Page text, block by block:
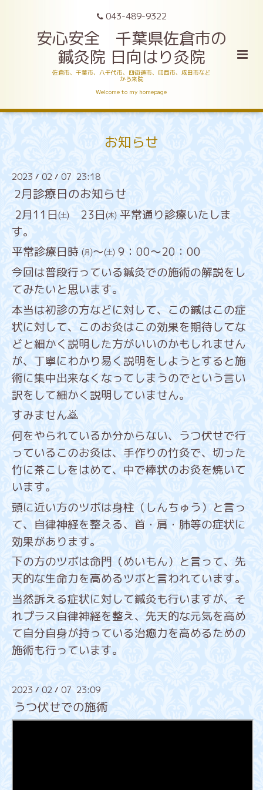
043-489-9322
安心安全 千葉県佐倉市の
鍼灸院 日向はり灸院
佐倉市、千葉市、八千代市、四街道市、印西市、成田市など
から来院
Welcome to my homepage
お知らせ
2023 / 02 / 07 23:18
2月診療日のお知らせ
2月11日㈯ 23日㈭ 平常通り診療いたしま
す。
平常診療日時 ㈪～㈯ 9：00～20：00
今回は普段行っている鍼灸での施術の解説をし
てみたいと思います。
本当は初診の方などに対して、この鍼はこの症
状に対して、このお灸はこの効果を期待してな
どと細かく説明した方がいいのかもしれません
が、丁寧にわかり易く説明をしようとすると施
術に集中出来なくなってしまうのでという言い
訳をして細かく説明していません。
すみません🙇
何をやられているか分からない、うつ伏せで行
っているこのお灸は、手作りの竹灸で、切った
竹に茶こしをはめて、中で棒状のお灸を焼いて
います。
頭に近い方のツボは身柱（しんちゅう）と言っ
て、自律神経を整える、首・肩・肺等の症状に
効果があります。
下の方のツボは命門（めいもん）と言って、先
天的な生命力を高めるツボと言われています。
当然訴える症状に対して鍼灸も行いますが、そ
れプラス自律神経を整え、先天的な元気を高め
て自分自身が持っている治癒力を高めるための
施術も行っています。
2023 / 02 / 07 23:09
うつ伏せでの施術